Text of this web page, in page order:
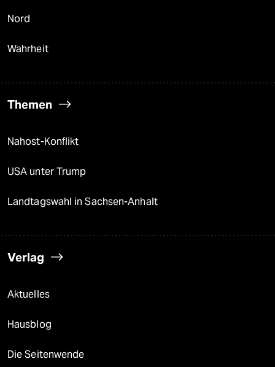
Nord
Wahrheit
Themen
Nahost-Konflikt
USA unter Trump
Landtagswahl in Sachsen-Anhalt
Verlag
Aktuelles
Hausblog
Die Seitenwende